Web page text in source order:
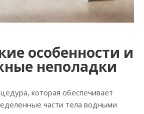
особенности и
неполадки
которая обеспечивает
части тела водными